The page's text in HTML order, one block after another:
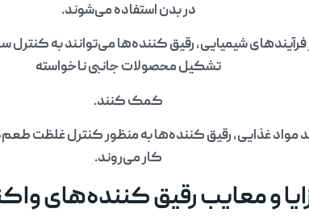
در بدن استفاده می‌شوند.
شیمیایی، رقیق کننده‌ها می‌توانند به
تشکیل محصولات جانبی ناخواسته
کمک کنند.
مواد غذایی، رقیق کننده‌ها به منظور کنترل غلظت
کار می‌روند.
و معایب رقیق کننده‌های